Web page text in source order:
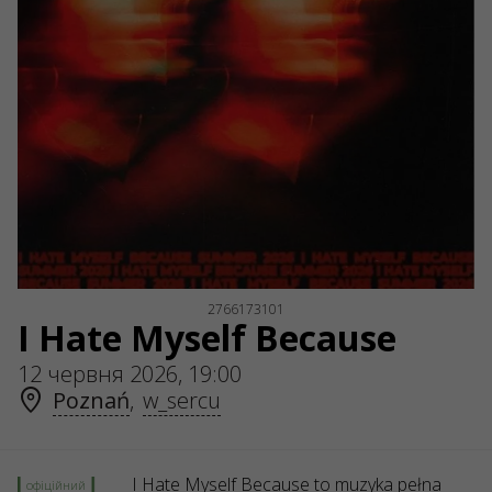
ul. GĘSIA, 8/205, KRAKÓW, kod 31-535
Доставка та оплата
Мапа сайту
О НАС
Організаторам Логотип на афіши
2766173101
I Hate Myself Because
12 червня 2026, 19:00
Poznań, w_sercu
офіційний I Hate Myself Because to muzyka pełna